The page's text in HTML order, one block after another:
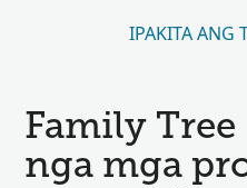
IPAKITA ANG
Family Tree
nga mga